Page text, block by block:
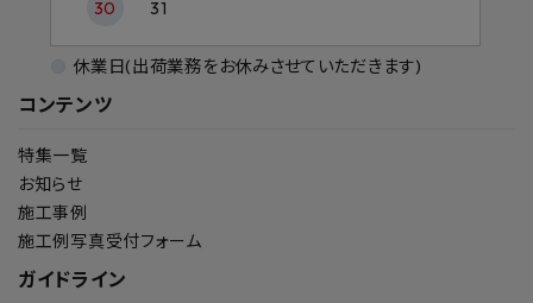
コンテンツ
特集一覧
お知らせ
施工事例
施工例写真受付フォーム
ガイドライン
30 31
休業日(出荷業務をお休みさせていただきます)